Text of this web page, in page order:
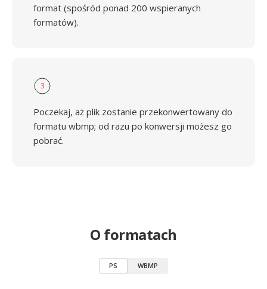
format (spośród ponad 200 wspieranych
formatów).
3
Poczekaj, aż plik zostanie przekonwertowany do
formatu wbmp; od razu po konwersji możesz go
pobrać.
O formatach
PS WBMP